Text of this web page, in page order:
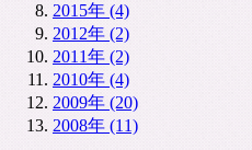
2015年 (4)
2012年 (2)
2011年 (2)
2010年 (4)
2009年 (20)
2008年 (11)